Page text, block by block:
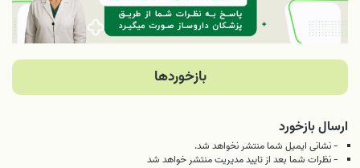
بازخوردها
ارسال بازخورد
- نشانی ایمیل شما منتشر نخواهد شد.
- نظرات شما بعد از تایید مدیریت منتشر خواهد شد